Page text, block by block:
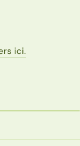
ici.